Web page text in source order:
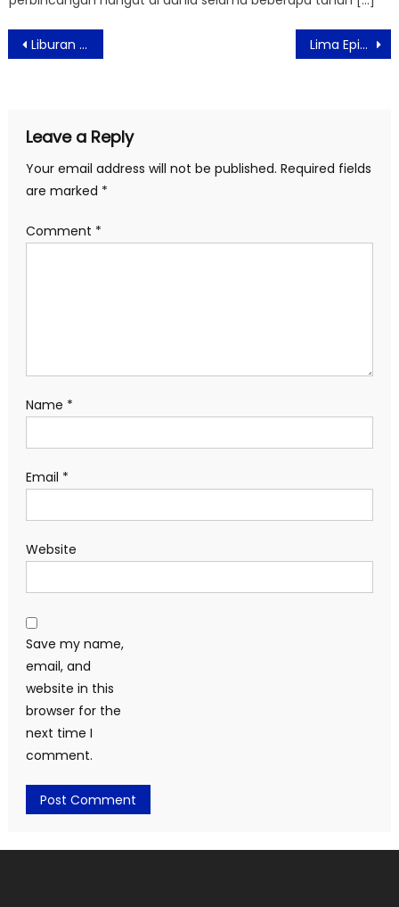
Post
navigation
Liburan Akhir Tahun Bersama Keluarga di Swiss-Belhotel Serpong Lima Episode ‘Kisah 3 Pembunuh’ Siap Tayang
Leave a Reply
Your email address will not be published. Required fields
are marked *
Comment *
Name *
Email *
Website
Save my name,
email, and
website in this
browser for the
next time I
comment.